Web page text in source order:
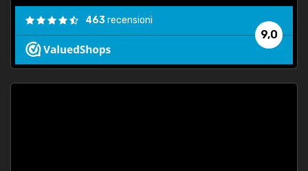
9,0
463recensioni